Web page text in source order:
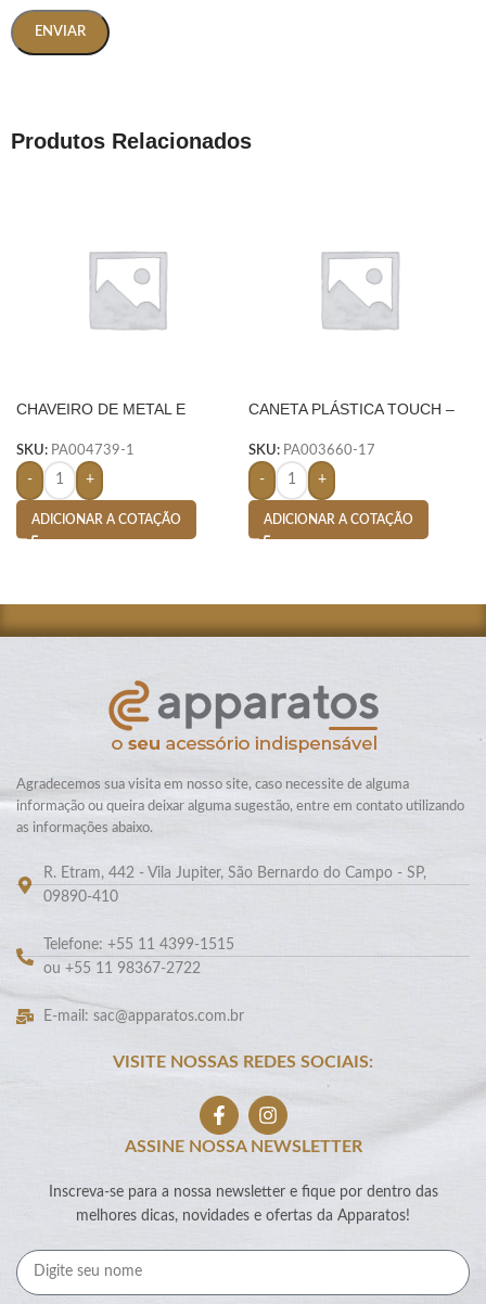
Produtos Relacionados
CHAVEIRO DE METAL E
PRETO
SKU: PA004739-1
- +
ADICIONAR A COTAÇÃO
CANETA PLÁSTICA TOUCH –
SKU: PA003660-17
- +
ADICIONAR A COTAÇÃO
Agradecemos sua visita em nosso site, caso necessite de alguma
informação ou queira deixar alguma sugestão, entre em contato utilizando
as informações abaixo.
R. Etram, 442 - Vila Jupiter, São Bernardo do Campo - SP,
09890-410
Telefone: +55 11 4399-1515
ou +55 11 98367-2722
E-mail: sac@apparatos.com.br
VISITE NOSSAS REDES SOCIAIS:
ASSINE NOSSA NEWSLETTER
Inscreva-se para a nossa newsletter e fique por dentro das
melhores dicas, novidades e ofertas da Apparatos!